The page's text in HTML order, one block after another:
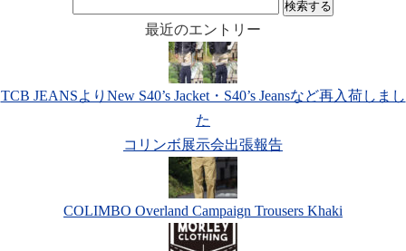
最近のエントリー
TCB JEANSよりNew S40’s Jacket・S40’s Jeansなど再入荷しまし
た
コリンボ展示会出張報告
COLIMBO Overland Campaign Trousers Khaki